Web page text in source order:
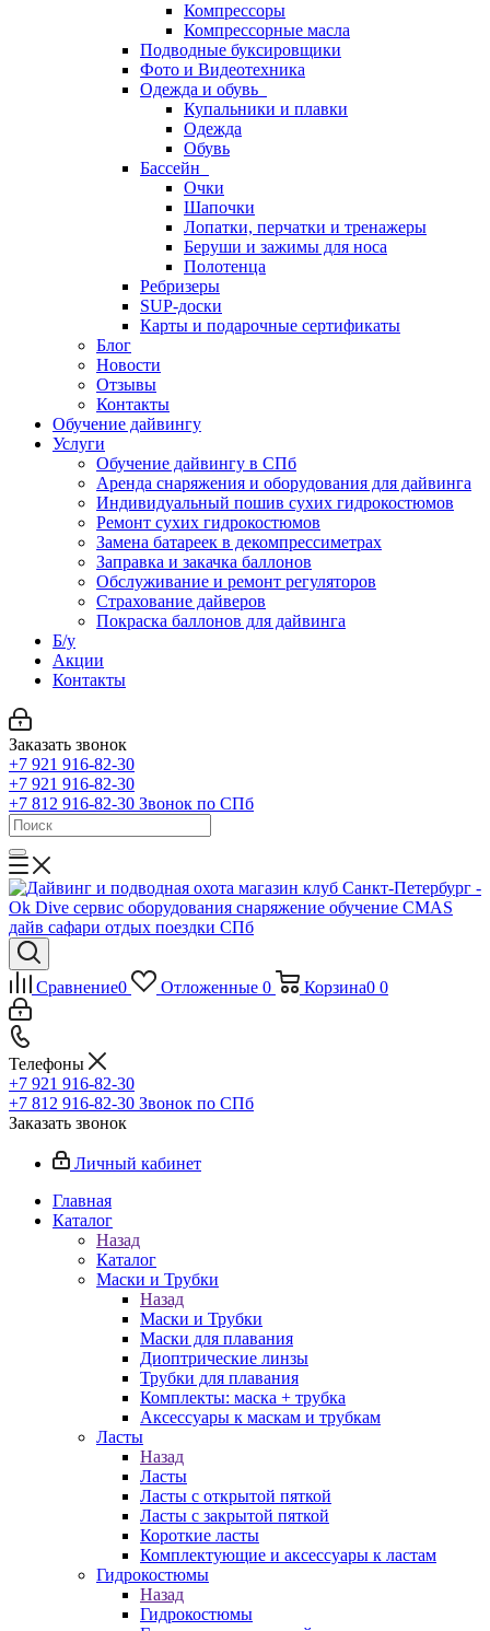
Компрессоры
Компрессорные масла
Подводные буксировщики
Фото и Видеотехника
Одежда и обувь
Купальники и плавки
Одежда
Обувь
Бассейн
Очки
Шапочки
Лопатки, перчатки и тренажеры
Беруши и зажимы для носа
Полотенца
Ребризеры
SUP-доски
Карты и подарочные сертификаты
Блог
Новости
Отзывы
Контакты
Обучение дайвингу
Услуги
Обучение дайвингу в СПб
Аренда снаряжения и оборудования для дайвинга
Индивидуальный пошив сухих гидрокостюмов
Ремонт сухих гидрокостюмов
Замена батареек в декомпрессиметрах
Заправка и закачка баллонов
Обслуживание и ремонт регуляторов
Страхование дайверов
Покраска баллонов для дайвинга
Б/у
Акции
Контакты
Заказать звонок
+7 921 916-82-30
+7 921 916-82-30
+7 812 916-82-30 Звонок по СПб
Сравнение0 Отложенные 0 Корзина0 0
Телефоны
+7 921 916-82-30
+7 812 916-82-30 Звонок по СПб
Заказать звонок
Личный кабинет
Главная
Каталог
Назад
Каталог
Маски и Трубки
Назад
Маски и Трубки
Маски для плавания
Диоптрические линзы
Трубки для плавания
Комплекты: маска + трубка
Аксессуары к маскам и трубкам
Ласты
Назад
Ласты
Ласты с открытой пяткой
Ласты с закрытой пяткой
Короткие ласты
Комплектующие и аксессуары к ластам
Гидрокостюмы
Назад
Гидрокостюмы